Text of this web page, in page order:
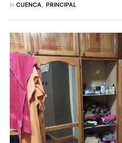
transacción y que solamente se
In CUENCA, PRINCIPAL